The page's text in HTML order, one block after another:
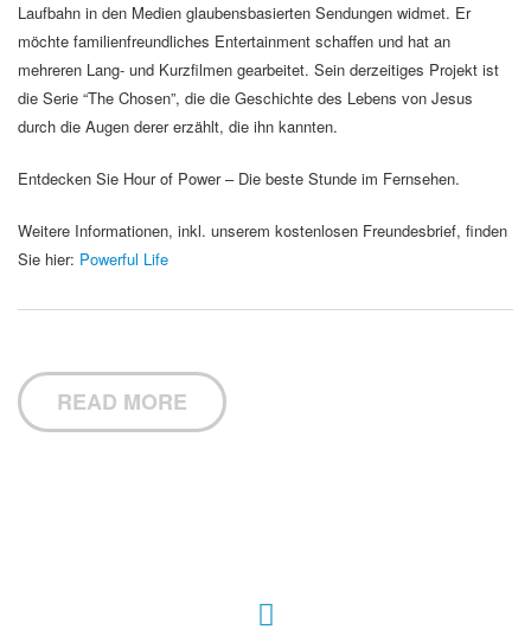
Laufbahn in den Medien glaubensbasierten Sendungen widmet. Er
möchte familienfreundliches Entertainment schaffen und hat an
mehreren Lang- und Kurzfilmen gearbeitet. Sein derzeitiges Projekt ist
die Serie “The Chosen”, die die Geschichte des Lebens von Jesus
durch die Augen derer erzählt, die ihn kannten.
Entdecken Sie Hour of Power – Die beste Stunde im Fernsehen.
Weitere Informationen, inkl. unserem kostenlosen Freundesbrief, finden
Sie hier: Powerful Life
READ MORE